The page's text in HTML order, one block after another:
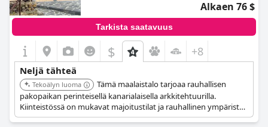
Alkaen 76 $
Tarkista saatavuus
$ +8
Neljä tähteä
Tekoälyn luoma
Tämä maalaistalo tarjoaa rauhallisen
pakopaikan perinteisellä kanarialaisella arkkitehtuurilla.
Kiinteistössä on mukavat majoitustilat ja rauhallinen ympäristö,
ihanteellinen rentoutumiseen.